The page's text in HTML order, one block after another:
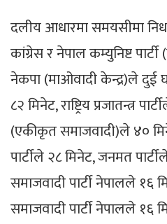
दलीय आधारमा समयसीमा
कांग्रेस र नेपाल कम्युनिष्ट
नेकपा (माओवादी केन्द्र)ले दुई
८२ मिनेट, राष्ट्रिय प्रजातन्त्र
(एकीकृत समाजवादी)ले ४०
पार्टीले २८ मिनेट, जनमत
समाजवादी पार्टी नेपालले १६
समाजवादी पार्टी नेपालले १६